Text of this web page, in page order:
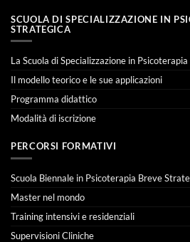
SCUOLA DI SPECIALIZZAZIONE IN
STRATEGICA
La Scuola di Specializzazione in Psicoterapia
Il modello teorico e le sue applicazioni
Programma didattico
Modalità di iscrizione
PERCORSI FORMATIVI
Scuola Biennale in Psicoterapia Breve
Master nel mondo
Training intensivi e residenziali
Supervisioni Cliniche